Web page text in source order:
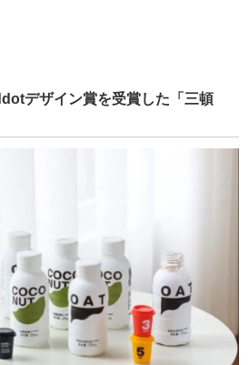
デザイン賞を受賞した「三頓